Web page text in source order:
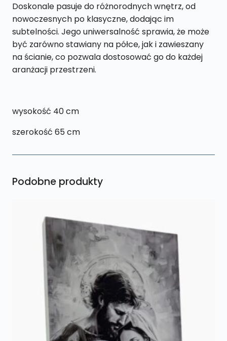
Doskonale pasuje do różnorodnych wnętrz, od
nowoczesnych po klasyczne, dodając im
subtelności. Jego uniwersalność sprawia, że może
być zarówno stawiany na półce, jak i zawieszany
na ścianie, co pozwala dostosować go do każdej
aranżacji przestrzeni.
wysokość 40 cm
szerokość 65 cm
Podobne produkty